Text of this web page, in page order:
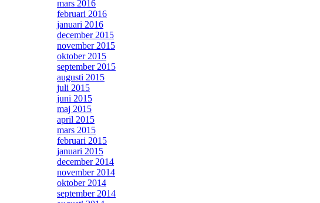
mars 2016
februari 2016
januari 2016
december 2015
november 2015
oktober 2015
september 2015
augusti 2015
juli 2015
juni 2015
maj 2015
april 2015
mars 2015
februari 2015
januari 2015
december 2014
november 2014
oktober 2014
september 2014